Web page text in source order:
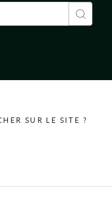
SUR LE SITE ?